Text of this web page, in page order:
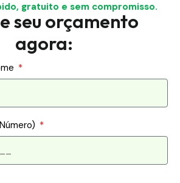
gratuito e sem compromisso.
seu orçamento
agora: